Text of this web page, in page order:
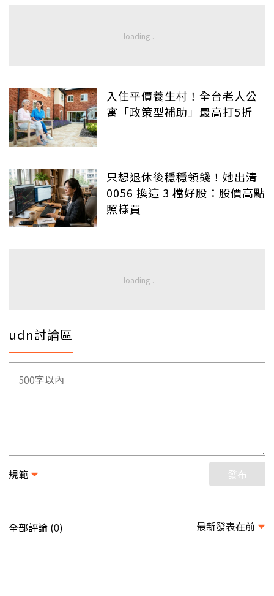
入住平價養生村！全台老人公
寓「政策型補助」最高打5折
只想退休後穩穩領錢！她出清
0056 換這 3 檔好股：股價高點
照樣買
udn討論區
規範 發布
全部評論 (0) 最新發表在前